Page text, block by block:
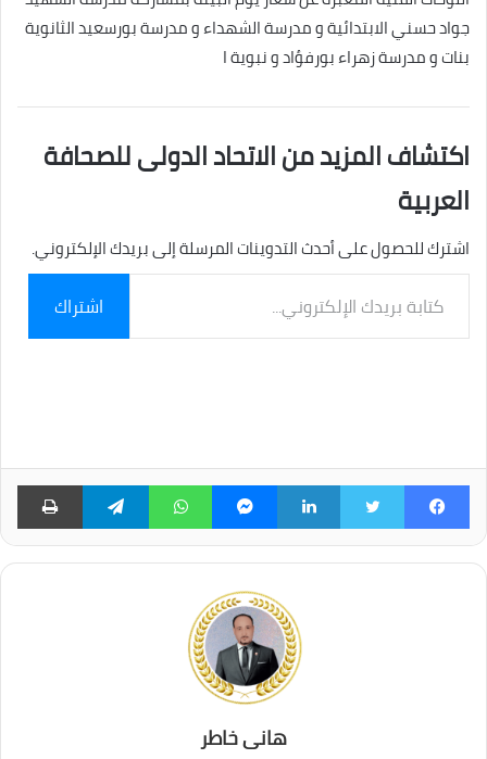
جواد حسني الابتدائية و مدرسة الشهداء و مدرسة بورسعيد الثانوية
بنات و مدرسة زهراء بورفؤاد و نبوية ا
اكتشاف المزيد من الاتحاد الدولى للصحافة
العربية
اشترك للحصول على أحدث التدوينات المرسلة إلى بريدك الإلكتروني.
بريدك
الإلكتروني...
اشتراك
فيسبوك لينكدإن ماسنجر واتساب تيلقرام
هانى خاطر